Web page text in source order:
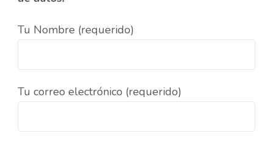
Tu Nombre (requerido)
Tu correo electrónico (requerido)